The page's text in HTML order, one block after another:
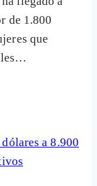
de 1.800
que